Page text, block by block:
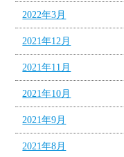
2022年3月
2021年12月
2021年11月
2021年10月
2021年9月
2021年8月